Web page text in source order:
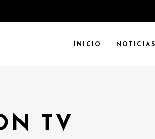
INICIO NOTICIAS
TV